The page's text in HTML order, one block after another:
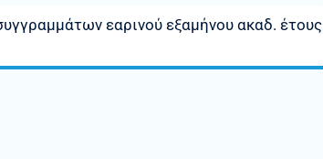
εαρινού εξαμήνου ακαδ. έτους